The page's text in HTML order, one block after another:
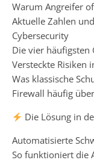
Warum Angreifer
Aktuelle Zahlen
Cybersecurity
Die vier häufigsten
Versteckte Risiken
Was klassische
Firewall häufig
Die Lösung in
Automatisierte
So funktioniert die